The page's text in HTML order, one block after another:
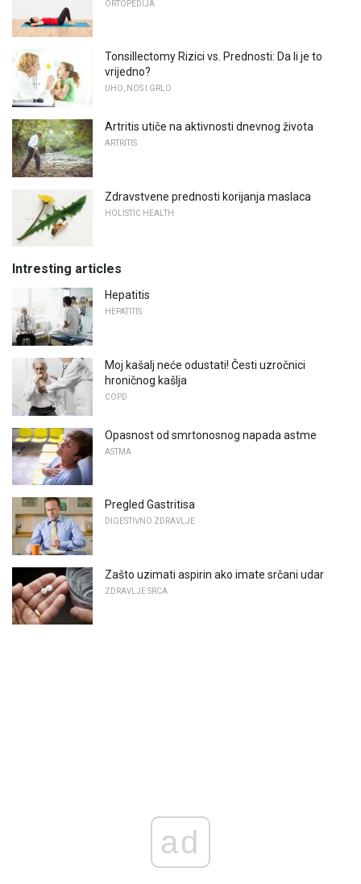
ORTOPEDIJA
Tonsillectomy Rizici vs. Prednosti: Da li je to
vrijedno?
UHO, NOS I GRLO
Artritis utiče na aktivnosti dnevnog života
ARTRITIS
Zdravstvene prednosti korijanja maslaca
HOLISTIC HEALTH
Intresting articles
Hepatitis
HEPATITIS
Moj kašalj neće odustati! Česti uzročnici
hroničnog kašlja
COPD
Opasnost od smrtonosnog napada astme
ASTMA
Pregled Gastritisa
DIGESTIVNO ZDRAVLJE
Zašto uzimati aspirin ako imate srčani udar
ZDRAVLJE SRCA
ad